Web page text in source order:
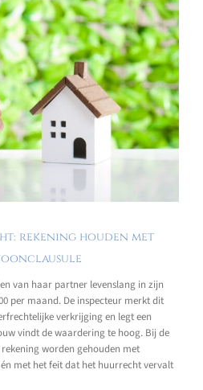
rekening houden met
van haar partner levenslang in zijn
per maand. De inspecteur merkt dit
verkrijging en legt een
vindt de waardering te hoog. Bij de
worden gehouden met
met het feit dat het huurrecht vervalt